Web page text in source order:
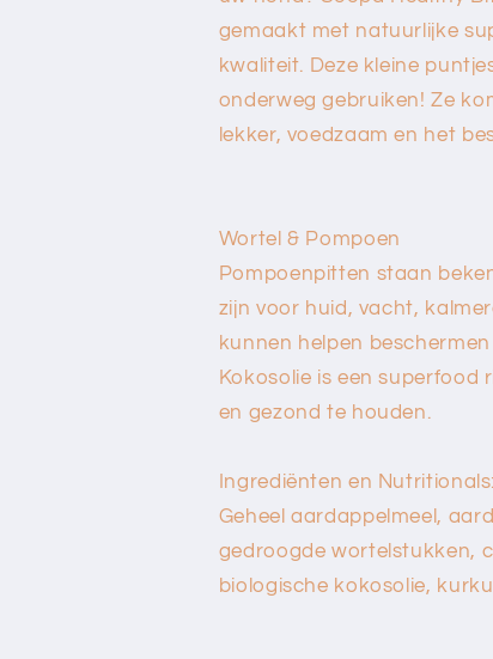
gemaakt met natuurlijke
kwaliteit. Deze kleine
onderweg gebruiken! Ze
lekker, voedzaam en het
Wortel & Pompoen
Pompoenpitten staan
zijn voor huid, vacht,
kunnen helpen
Kokosolie is een superfood
en gezond te houden.
Ingrediënten en Nutritionals:
Geheel aardappelmeel,
gedroogde wortelstukken,
biologische kokosolie,